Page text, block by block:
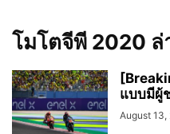
โมโตจีพี 2020 ล่
แบบมีผู้
August 13,